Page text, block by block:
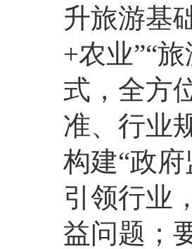
升旅游基
+农业”“
式，全方
准、行业
构建“政
引领行业
益问题；